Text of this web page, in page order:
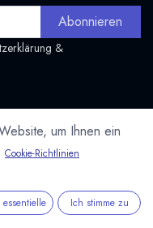
Abonnieren
&
um Ihnen ein
Cookie-Richtlinien
Ich stimme zu